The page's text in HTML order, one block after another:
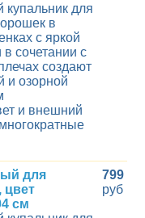
для
в
с яркой
сочетании с
создают
и озорной
и внешний
для
цвет
см
799
руб